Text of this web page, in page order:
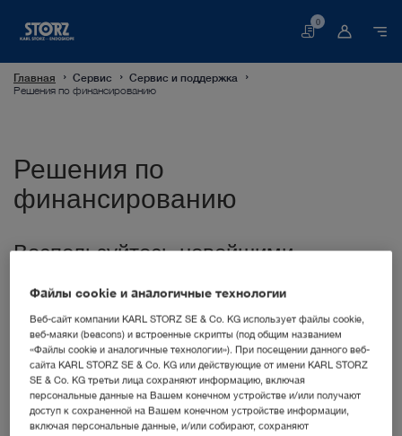
Корзина
0
Главная Сервис
Сервис и поддержка
Решения по финансированию
Решения по
финансированию
Воспользуйтесь новейшими
финансовые ресурсы
Для получения дополнительной информации
о решениях по финансированию или
об альтернативных возможностях приобретения
продуктов KARL STORZ в Вашей стране просьба
обращаться в соответствующий филиал KARL STORZ
или к Вашему уполномоченному дистрибьютору.
Файлы cookie и аналогичные технологии
Веб-сайт компании KARL STORZ SE & Co. KG использует файлы cookie,
веб-маяки (beacons) и встроенные скрипты (под общим названием
«Файлы cookie и аналогичные технологии»). При посещении данного веб-
сайта KARL STORZ SE & Co. KG или действующие от имени KARL STORZ
SE & Co. KG третьи лица сохраняют информацию, включая
персональные данные на Вашем конечном устройстве и/или получают
доступ к сохраненной на Вашем конечном устройстве информации,
включая персональные данные, и/или собирают, сохраняют